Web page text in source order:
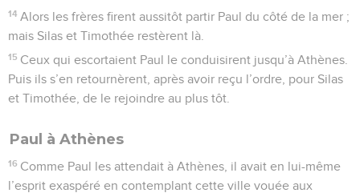
14 Alors les frères firent aussitôt partir Paul du côté de la mer ;
mais Silas et Timothée restèrent là.
15 Ceux qui escortaient Paul le conduisirent jusqu’à Athènes.
Puis ils s’en retournèrent, après avoir reçu l’ordre, pour Silas
et Timothée, de le rejoindre au plus tôt.
Paul à Athènes
16 Comme Paul les attendait à Athènes, il avait en lui-même
l’esprit exaspéré en contemplant cette ville vouée aux